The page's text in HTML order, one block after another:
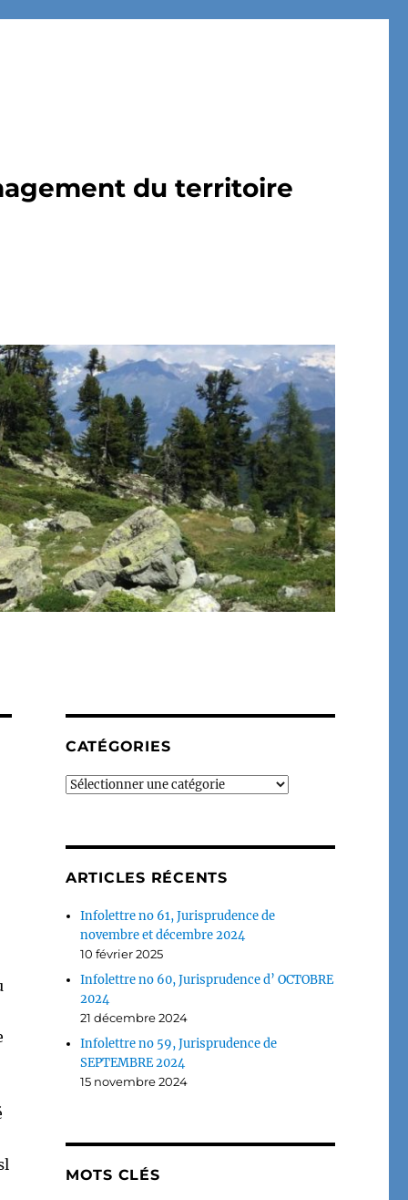
du territoire
CATÉGORIES
Catégories
ARTICLES RÉCENTS
Infolettre no 61, Jurisprudence de
novembre et décembre 2024
10 février 2025
Infolettre no 60, Jurisprudence d’ OCTOBRE
2024
21 décembre 2024
Infolettre no 59, Jurisprudence de
SEPTEMBRE 2024
15 novembre 2024
MOTS CLÉS